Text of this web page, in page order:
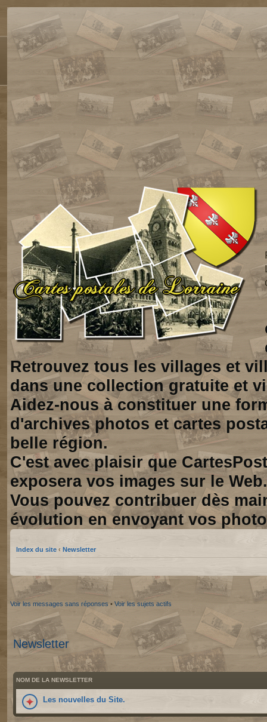
Retrouvez tous les villages et
dans une collection gratuite et
Aidez-nous à constituer une
d'archives photos et cartes
belle région.
C'est avec plaisir que
exposera vos images sur le Web.
Vous pouvez contribuer dès
évolution en envoyant vos
Index du site ‹ Newsletter
Voir les messages sans réponses • Voir les sujets actifs
Newsletter
NOM DE LA NEWSLETTER
Les nouvelles du Site.